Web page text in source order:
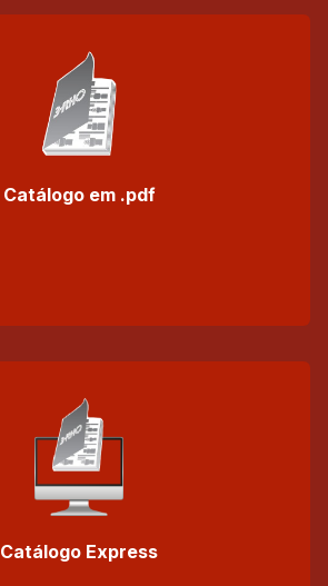
Catálogo em .pdf
Catálogo Express